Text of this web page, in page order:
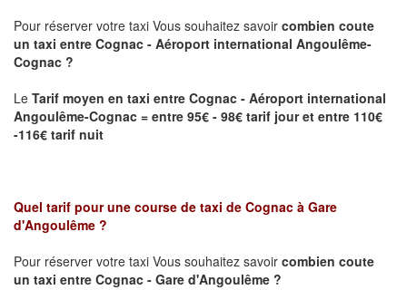
Pour réserver votre taxi Vous souhaitez savoir combien coute
un taxi entre Cognac - Aéroport international Angoulême-
Cognac ?
Le Tarif moyen en taxi entre Cognac - Aéroport international
Angoulême-Cognac = entre 95€ - 98€ tarif jour et entre 110€
-116€ tarif nuit
Quel tarif pour une course de taxi de Cognac à Gare
d'Angoulême ?
Pour réserver votre taxi Vous souhaitez savoir combien coute
un taxi entre Cognac - Gare d'Angoulême ?